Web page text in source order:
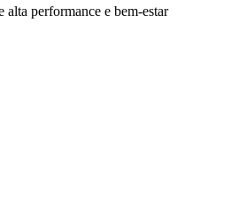
alta performance e bem-estar